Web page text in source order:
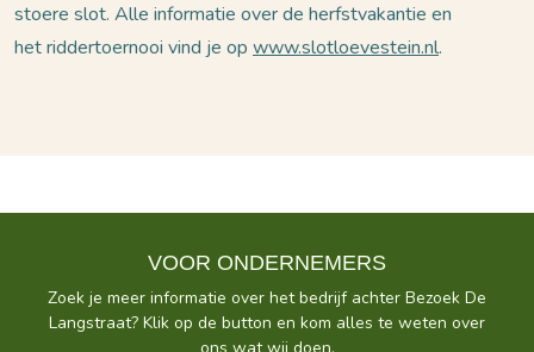
stoere slot. Alle informatie over de herfstvakantie en
het riddertoernooi vind je op www.slotloevestein.nl.
VOOR ONDERNEMERS
Zoek je meer informatie over het bedrijf achter Bezoek De
Langstraat? Klik op de button en kom alles te weten over